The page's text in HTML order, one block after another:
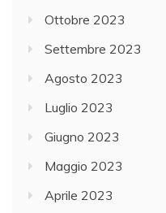
Ottobre 2023
Settembre 2023
Agosto 2023
Luglio 2023
Giugno 2023
Maggio 2023
Aprile 2023